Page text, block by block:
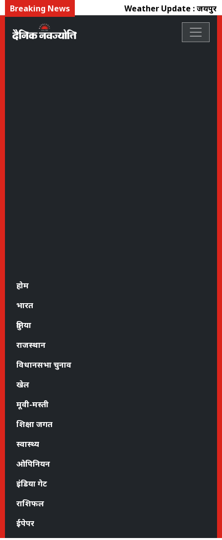
Breaking News Weather Update : जयपुर
होम
भारत
दुनिया
राजस्थान
विधानसभा चुनाव
खेल
मूवी-मस्ती
शिक्षा जगत
स्वास्थ्य
ओपिनियन
इंडिया गेट
राशिफल
ईपेपर